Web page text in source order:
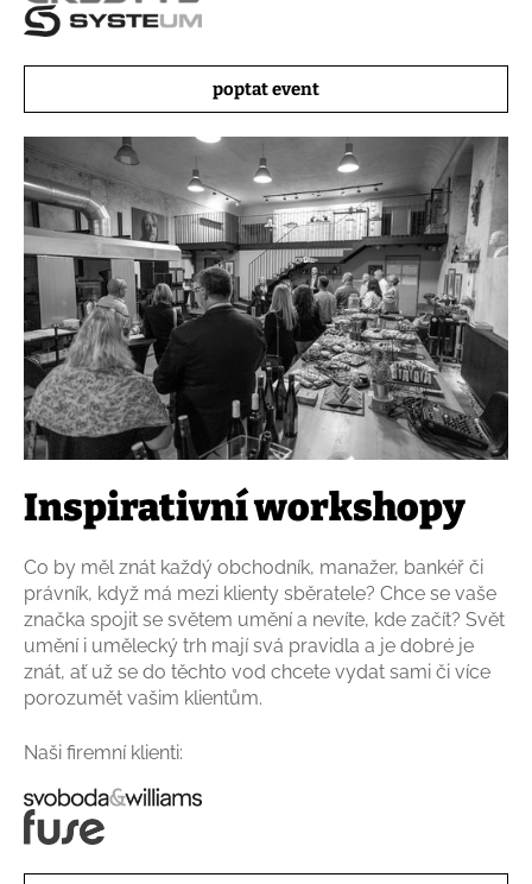
Inspirativní workshopy
Co by měl znát každý obchodník, manažer, bankéř či
právník, když má mezi klienty sběratele? Chce se vaše
značka spojit se světem umění a nevíte, kde začít? Svět
umění i umělecký trh mají svá pravidla a je dobré je
znát, ať už se do těchto vod chcete vydat sami či více
porozumět vašim klientům.
Naši firemní klienti:
poptat event